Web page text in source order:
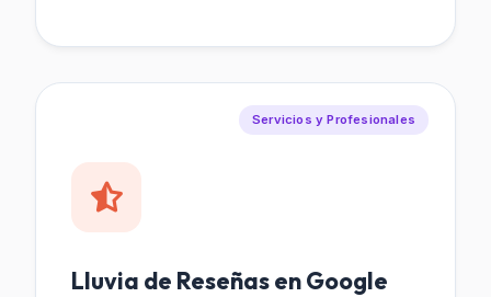
Servicios y Profesionales
Lluvia de Reseñas en Google